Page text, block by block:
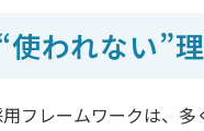
われない”
フレームワークは、